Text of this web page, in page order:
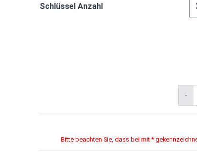
Schlüssel Anzahl
-
Bitte beachten Sie, dass bei mit *